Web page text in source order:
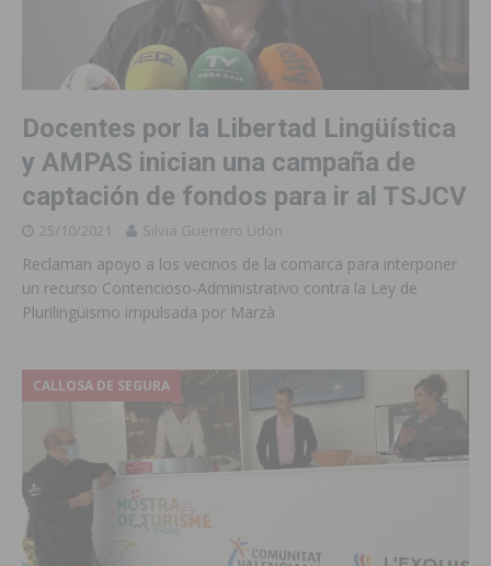
Docentes por la Libertad Lingüística
y AMPAS inician una campaña de
captación de fondos para ir al TSJCV
25/10/2021 Silvia Guerrero Lidón
Reclaman apoyo a los vecinos de la comarca para interponer
un recurso Contencioso-Administrativo contra la Ley de
Plurilingüismo impulsada por Marzà
CALLOSA DE SEGURA